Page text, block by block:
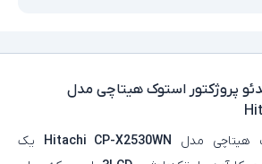
پروژکتور استوک هیتاچی مدل
هیتاچی مدل Hitachi CP-X2530WN یک